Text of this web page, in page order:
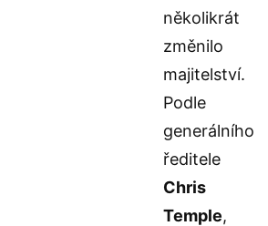
několikrát
změnilo
majitelství.
Podle
generálního
ředitele
Chris
Temple,